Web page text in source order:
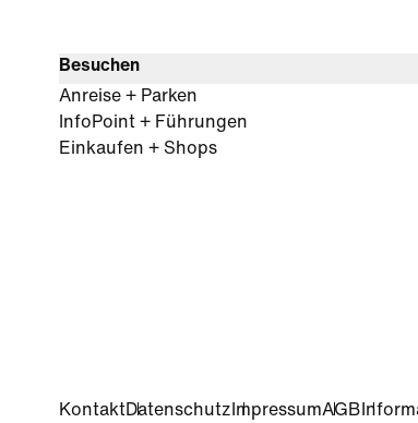
Besuchen
Anreise + Parken
InfoPoint + Führungen
Einkaufen + Shops
KontaktDatenschutz ImpressumAGB